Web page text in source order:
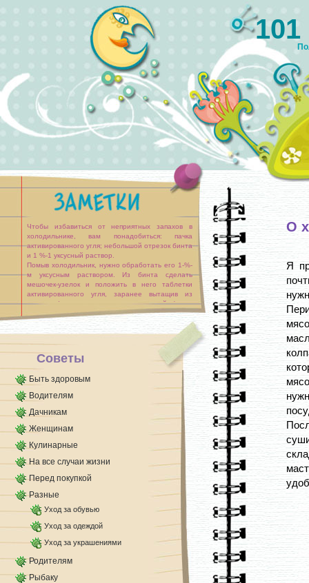
Чтобы избавиться от неприятных запахов в
холодильнике, вам понадобиться: пачка
активированного угля; небольшой отрезок бинта
и 1 %-1 уксусный раствор.
Помыв холодильник, нужно обработать его 1-%-
м уксусным раствором. Из бинта сделать
мешочек-узелок и положить в него таблетки
активированного угля, заранее вытащив из
упаковки (продается в аптеке, стоит копейки).
Мешочек положить в холодильник.
Советы
Быть здоровым
Водителям
Дачникам
Женщинам
Кулинарные
На все случаи жизни
Перед покупкой
Разные
Уход за обувью
Уход за одеждой
Уход за украшениями
Родителям
Рыбаку
О
Я